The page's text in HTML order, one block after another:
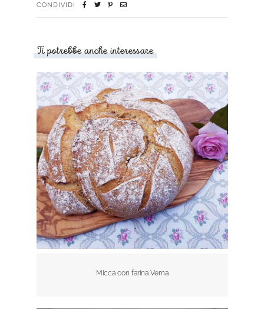
CONDIVIDI
Ti potrebbe anche interessare
Micca con farina Verna